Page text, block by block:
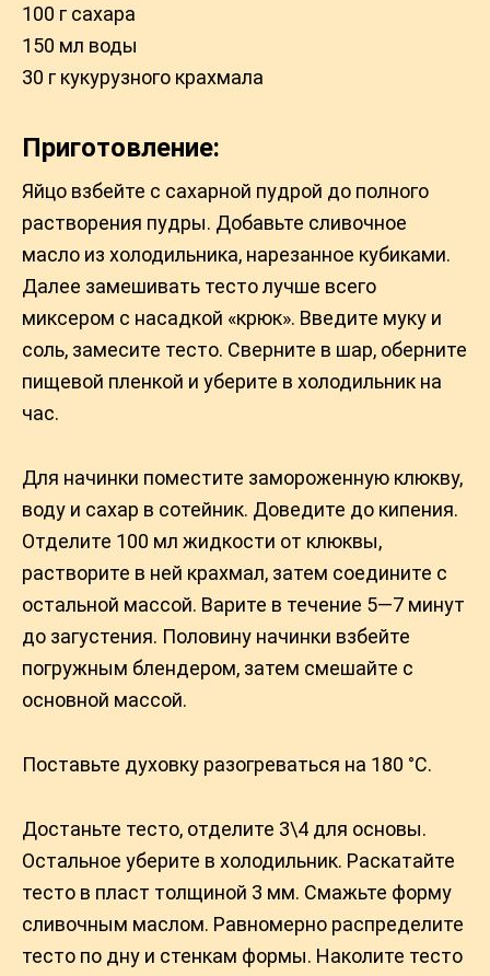
100 г caxapa
150 мл воды
30 г кукурузного крахмала
Приготовление:
Яйцо взбейте с сахарной пудрой до полного
растворения пудры. Добавьте сливочное
масло из холодильника, нарезанное кубиками.
Далее замешивать тесто лучше всего
миксером с насадкой «крюк». Введите муку и
соль, замесите тесто. Сверните в шар, оберните
пищевой пленкой и уберите в холодильник на
час.
Для начинки поместите замороженную клюкву,
воду и caxap в сотейник. Доведите до кипения.
Отделите 100 мл жидкости от клюквы,
растворите в ней крахмал, затем соедините с
остальной массой. Варите в течение 5—7 минут
до загустения. Половину начинки взбейте
погружным блендером, затем смешайте с
основной массой.
Поставьте духовку разогреваться на 180 °С.
Достаньте тесто, отделите 3\4 для основы.
Остальное уберите в холодильник. Раскатайте
тесто в пласт толщиной 3 мм. Смажьте форму
сливочным маслом. Равномерно распределите
тесто по дну и стенкам формы. Наколите тесто